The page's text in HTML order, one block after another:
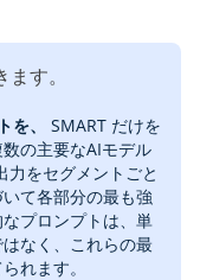
す。
、
SMART だけを
の主要なAIモデル
力をセグメントごと
て各部分の最も強
プロンプトは、単
なく、これらの最
れます。